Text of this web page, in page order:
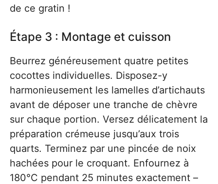
de ce gratin !
Étape 3 : Montage et cuisson
Beurrez généreusement quatre petites
cocottes individuelles. Disposez-y
harmonieusement les lamelles d’artichauts
avant de déposer une tranche de chèvre
sur chaque portion. Versez délicatement la
préparation crémeuse jusqu’aux trois
quarts. Terminez par une pincée de noix
hachées pour le croquant. Enfournez à
180°C pendant 25 minutes exactement –